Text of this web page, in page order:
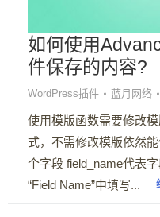
如何使用
件保存的内容?
WordPress插件 蓝月网络
使用模版函数需要修改
式，不需修改模版依然
个字段 field_name代表
“Field Name”中填写...